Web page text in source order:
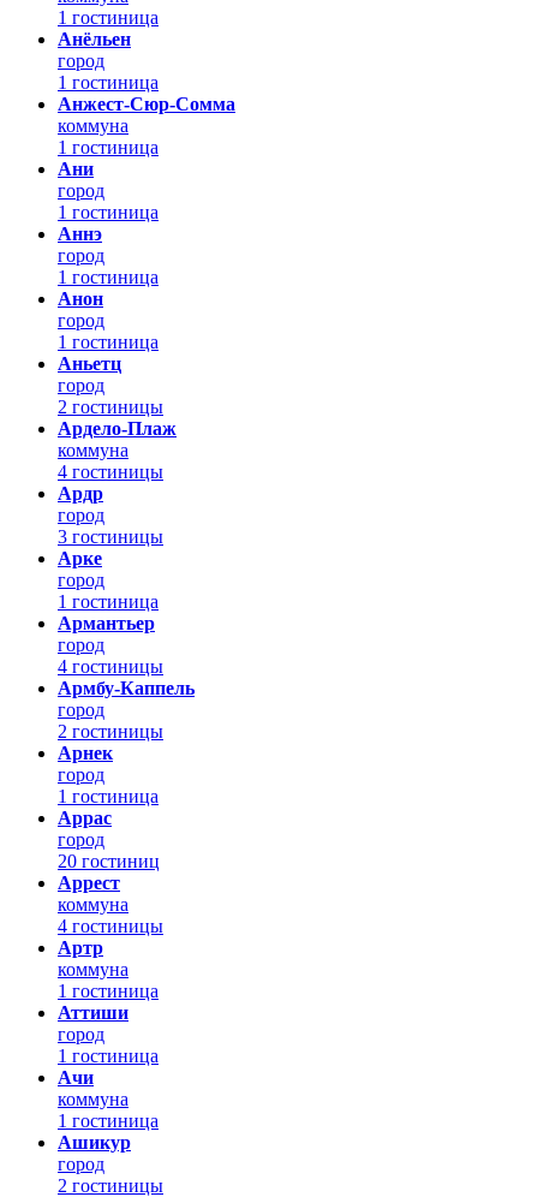
1 гостиница
Анёльен
город
1 гостиница
Анжест-Сюр-Сомма
коммуна
1 гостиница
Ани
город
1 гостиница
Аннэ
город
1 гостиница
Анон
город
1 гостиница
Аньетц
город
2 гостиницы
Ардело-Плаж
коммуна
4 гостиницы
Ардр
город
3 гостиницы
Арке
город
1 гостиница
Армантьер
город
4 гостиницы
Армбу-Каппель
город
2 гостиницы
Арнек
город
1 гостиница
Аррас
город
20 гостиниц
Аррест
коммуна
4 гостиницы
Артр
коммуна
1 гостиница
Аттиши
город
1 гостиница
Ачи
коммуна
1 гостиница
Ашикур
город
2 гостиницы